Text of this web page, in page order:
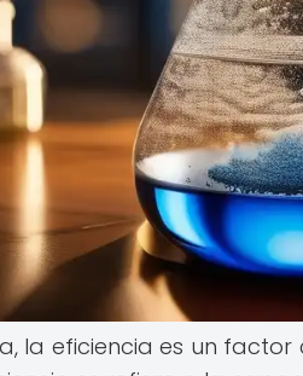
la eficiencia es un